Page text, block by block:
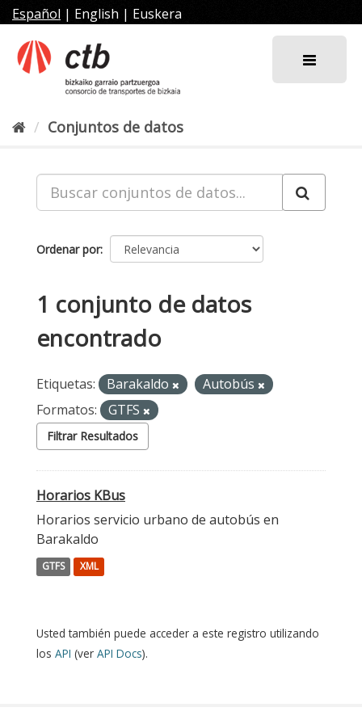
al
contenido
Español | English | Euskera
Conjuntos de datos
Ordenar por
1 conjunto de datos
encontrado
Etiquetas: Barakaldo
Autobús
Formatos:
GTFS
Filtrar Resultados
Horarios KBus
Horarios servicio urbano de autobús en
Barakaldo
GTFS XML
Usted también puede acceder a este registro utilizando
los API (ver API Docs).